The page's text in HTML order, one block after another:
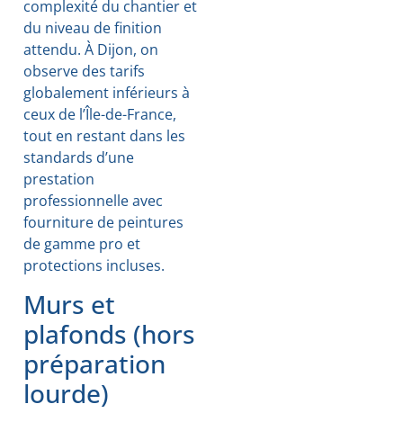
complexité du chantier et
du niveau de finition
attendu. À Dijon, on
observe des tarifs
globalement inférieurs à
ceux de l’Île-de-France,
tout en restant dans les
standards d’une
prestation
professionnelle avec
fourniture de peintures
de gamme pro et
protections incluses.
Murs et
plafonds (hors
préparation
lourde)